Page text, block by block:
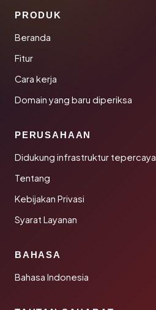
PRODUK
Beranda
Fitur
Cara kerja
Domain yang baru diperiksa
PERUSAHAAN
Didukung infrastruktur tepercaya
Tentang
Kebijakan Privasi
Syarat Layanan
BAHASA
Bahasa Indonesia